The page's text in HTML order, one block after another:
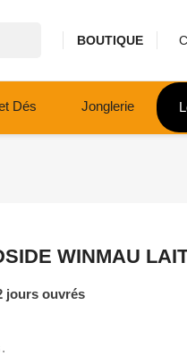
BOUTIQUE
Dés Jonglerie
WINMAU
jours ouvrés